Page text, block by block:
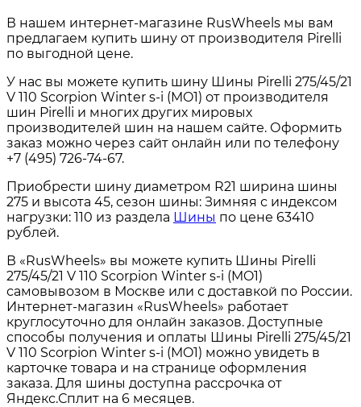
В нашем интернет-магазине RusWheels мы вам
предлагаем купить шину от производителя Pirelli
по выгодной цене.
У нас вы можете купить шину Шины Pirelli 275/45/21
V 110 Scorpion Winter s-i (MO1) от производителя
шин Pirelli и многих других мировых
производителей шин на нашем сайте. Оформить
заказ можно через сайт онлайн или по телефону
+7 (495) 726-74-67.
Приобрести шину диаметром R21 ширина шины
275 и высота 45, сезон шины: Зимняя с индексом
нагрузки: 110 из раздела Шины по цене 63410
рублей.
В «RusWheels» вы можете купить Шины Pirelli
275/45/21 V 110 Scorpion Winter s-i (MO1)
самовывозом в Москве или с доставкой по России.
Интернет-магазин «RusWheels» работает
круглосуточно для онлайн заказов. Доступные
способы получения и оплаты Шины Pirelli 275/45/21
V 110 Scorpion Winter s-i (MO1) можно увидеть в
карточке товара и на странице оформления
заказа. Для шины доступна рассрочка от
Яндекс.Сплит на 6 месяцев.